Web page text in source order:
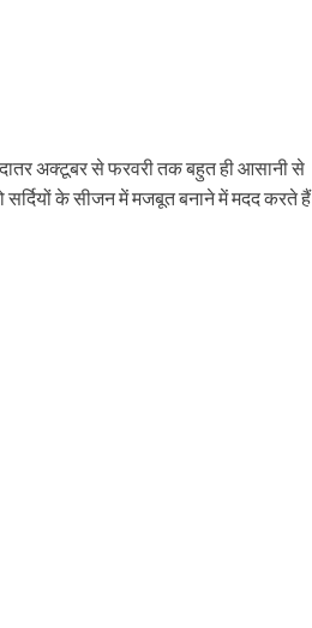
अक्टूबर से फरवरी तक बहुत ही आसानी से
के सीजन में मजबूत बनाने में मदद करते हैं